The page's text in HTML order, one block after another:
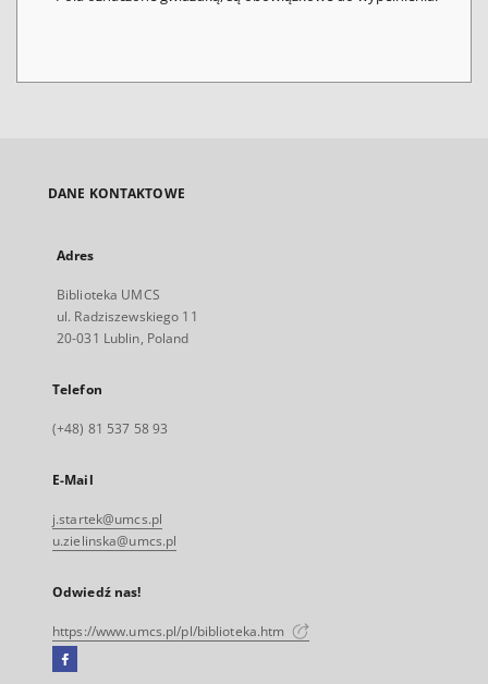
DANE KONTAKTOWE
Adres
Biblioteka UMCS
ul. Radziszewskiego 11
20-031 Lublin, Poland
Telefon
(+48) 81 537 58 93
E-Mail
j.startek@umcs.pl
u.zielinska@umcs.pl
Odwiedź nas!
https://www.umcs.pl/pl/biblioteka.htm
Facebook